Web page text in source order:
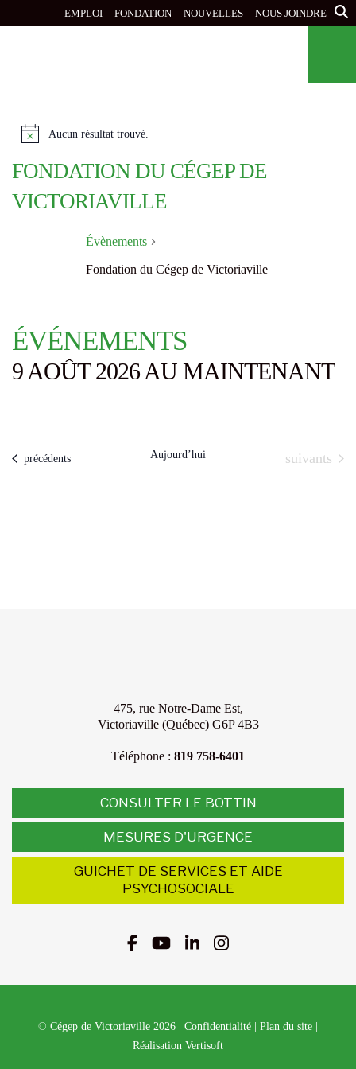
au
EMPLOI FONDATION NOUVELLES NOUS JOINDRE
N
t
c
Aucun résultat trouvé.
FONDATION DU CÉGEP DE
VICTORIAVILLE
Évènements
Fondation du Cégep de Victoriaville
ÉVÈNEMENTS
ÉVÉNEMENTS
9 AOÛT 2026 AU MAINTENANT
Évènements
précédents Aujourd’hui Évènements
suivants
475, rue Notre-Dame Est,
Victoriaville (Québec) G6P 4B3
Téléphone : 819 758-6401
CONSULTER LE BOTTIN
MESURES D'URGENCE
GUICHET DE SERVICES ET AIDE
PSYCHOSOCIALE
© Cégep de Victoriaville 2026 Confidentialité Plan du site
Réalisation Vertisoft